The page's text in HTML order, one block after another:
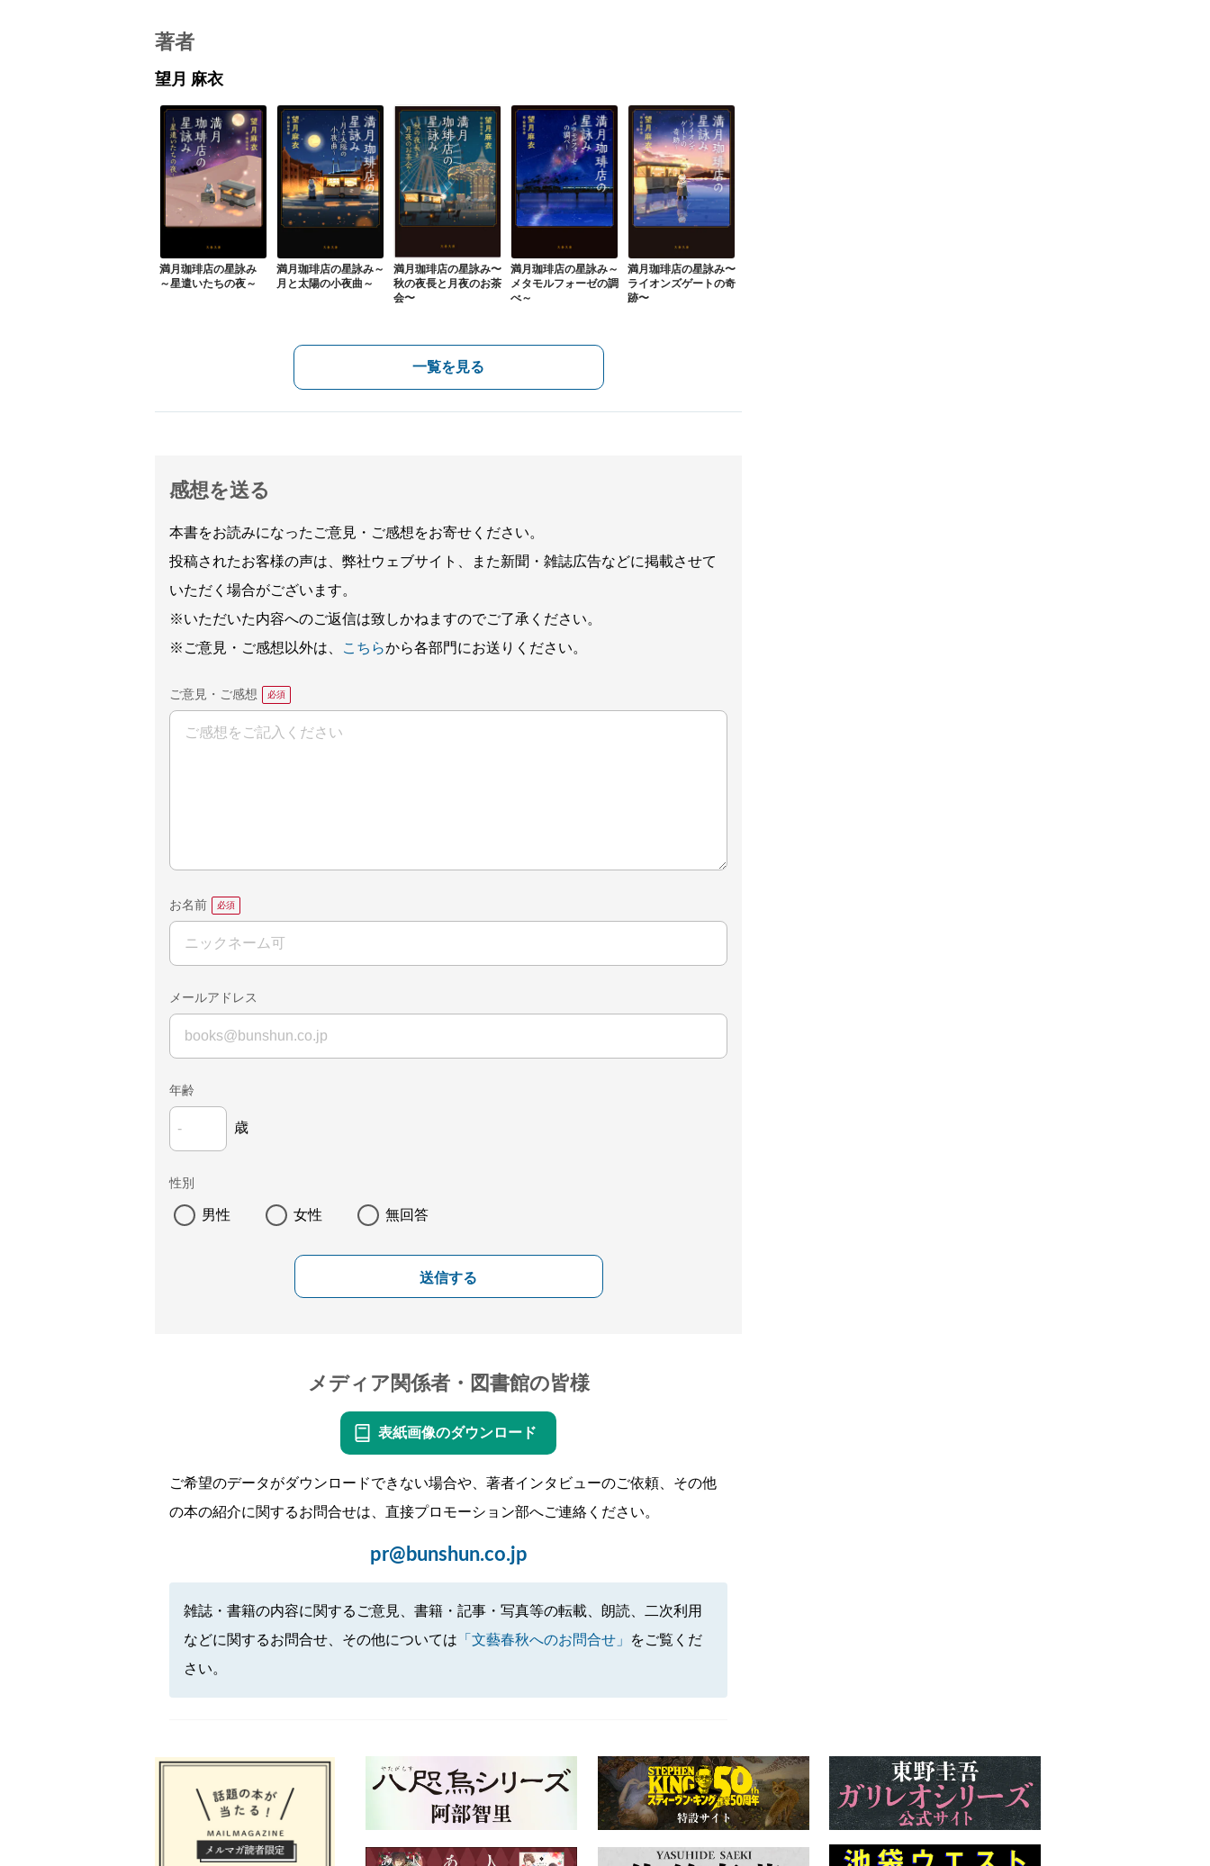
著者
望月 麻衣
満月珈琲店の星詠み
～星遣いたちの夜～
満月珈琲店の星詠み～
月と太陽の小夜曲～
満月珈琲店の星詠み〜
秋の夜長と月夜のお茶
会〜
満月珈琲店の星詠み～
メタモルフォーゼの調
べ～
満月珈琲店の星詠み〜
ライオンズゲートの奇
跡〜
一覧を見る
感想を送る
本書をお読みになったご意見・ご感想をお寄せください。
投稿されたお客様の声は、弊社ウェブサイト、また新聞・雑誌広告などに掲載させて
いただく場合がございます。
※いただいた内容へのご返信は致しかねますのでご了承ください。
※ご意見・ご感想以外は、
こちらから各部門にお送りください。
ご意見・ご感想
お名前
メールアドレス
年齢
歳
性別
男性 女性 無回答
送信する
メディア関係者・図書館の皆様
表紙画像のダウンロード
ご希望のデータがダウンロードできない場合や、著者インタビューのご依頼、その他
の本の紹介に関するお問合せは、直接プロモーション部へご連絡ください。
pr@bunshun.co.jp
雑誌・書籍の内容に関するご意見、書籍・記事・写真等の転載、朗読、二次利用
などに関するお問合せ、その他については 「文藝春秋へのお問合せ」
をご覧くだ
さい。